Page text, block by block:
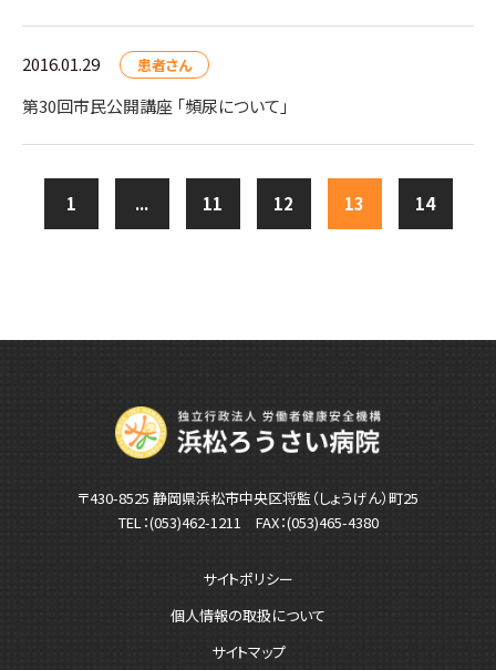
2016.01.29 患者さん
第30回市民公開講座 「頻尿について」
1 ... 11 12 13 14
〒430-8525 静岡県浜松市中央区将監（しょうげん）町25
TEL：(053)462-1211 FAX：(053)465-4380
サイトポリシー
個人情報の取扱について
サイトマップ